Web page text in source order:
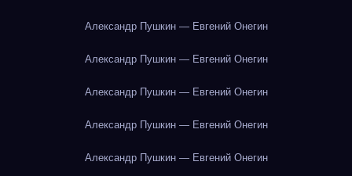
Александр Пушкин — Евгений Онегин
Александр Пушкин — Евгений Онегин
Александр Пушкин — Евгений Онегин
Александр Пушкин — Евгений Онегин
Александр Пушкин — Евгений Онегин